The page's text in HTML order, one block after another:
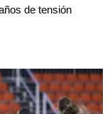
de tensión